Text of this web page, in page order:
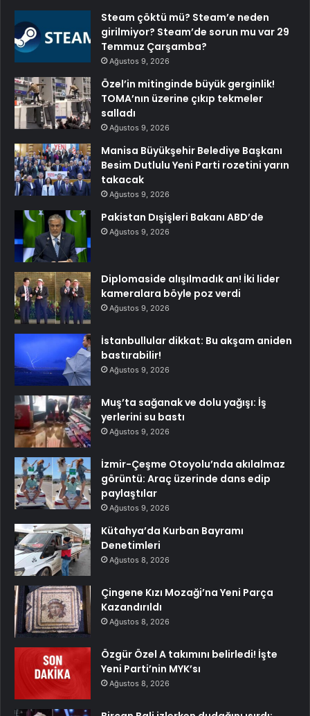
Steam çöktü mü? Steam’e neden
girilmiyor? Steam’de sorun mu var 29
Temmuz Çarşamba?
Ağustos 9, 2026
Özel’in mitinginde büyük gerginlik!
TOMA’nın üzerine çıkıp tekmeler
salladı
Ağustos 9, 2026
Manisa Büyükşehir Belediye Başkanı
Besim Dutlulu Yeni Parti rozetini yarın
takacak
Ağustos 9, 2026
Pakistan Dışişleri Bakanı ABD’de
Ağustos 9, 2026
Diplomaside alışılmadık an! İki lider
kameralara böyle poz verdi
Ağustos 9, 2026
İstanbullular dikkat: Bu akşam aniden
bastırabilir!
Ağustos 9, 2026
Muş’ta sağanak ve dolu yağışı: İş
yerlerini su bastı
Ağustos 9, 2026
İzmir-Çeşme Otoyolu’nda akılalmaz
görüntü: Araç üzerinde dans edip
paylaştılar
Ağustos 9, 2026
Kütahya’da Kurban Bayramı
Denetimleri
Ağustos 8, 2026
Çingene Kızı Mozaği’na Yeni Parça
Kazandırıldı
Ağustos 8, 2026
Özgür Özel A takımını belirledi! İşte
Yeni Parti’nin MYK’sı
Ağustos 8, 2026